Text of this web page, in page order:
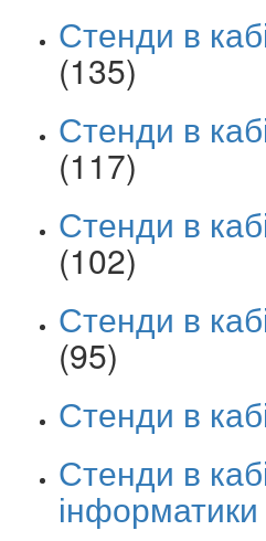
Стенди в
(135)
Стенди в
(117)
Стенди в
(102)
Стенди в
(95)
Стенди в
Стенди в
інформатики